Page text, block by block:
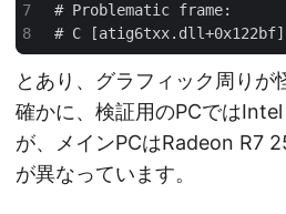
7
8
とあり、グラフィック周りが
確かに、検証用のPCでは
が、メインPCはRadeon R7
が異なっています。